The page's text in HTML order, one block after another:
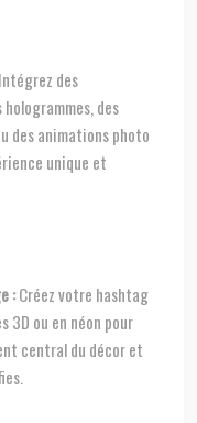
des
des
des animations photo
unique et
:Créez votre hashtag
3D ou en néon pour
central du décor et